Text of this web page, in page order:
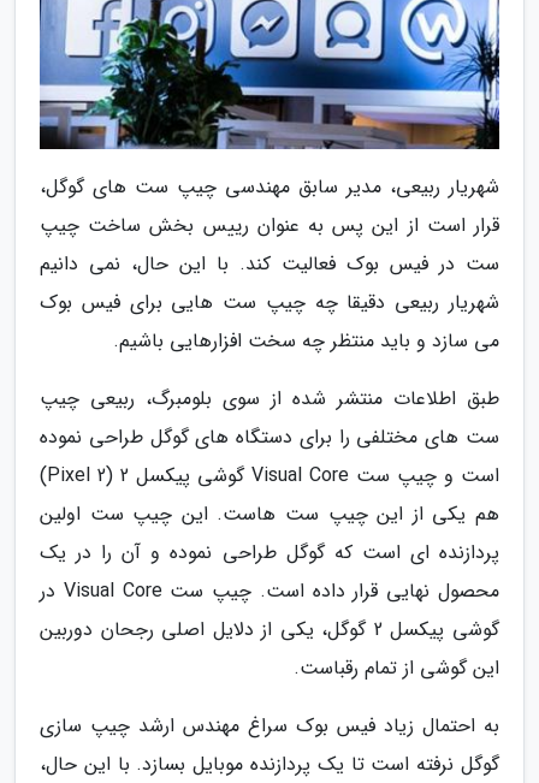
شهریار ربیعی، مدیر سابق مهندسی چیپ ست های گوگل،
قرار است از این پس به عنوان رییس بخش ساخت چیپ
ست در فیس بوک فعالیت کند. با این حال، نمی دانیم
شهریار ربیعی دقیقا چه چیپ ست هایی برای فیس بوک
می سازد و باید منتظر چه سخت افزارهایی باشیم.
طبق اطلاعات منتشر شده از سوی بلومبرگ، ربیعی چیپ
ست های مختلفی را برای دستگاه های گوگل طراحی نموده
است و چیپ ست Visual Core گوشی پیکسل 2 (Pixel 2)
هم یکی از این چیپ ست هاست. این چیپ ست اولین
پردازنده ای است که گوگل طراحی نموده و آن را در یک
محصول نهایی قرار داده است. چیپ ست Visual Core در
گوشی پیکسل 2 گوگل، یکی از دلایل اصلی رجحان دوربین
این گوشی از تمام رقباست.
به احتمال زیاد فیس بوک سراغ مهندس ارشد چیپ سازی
گوگل نرفته است تا یک پردازنده موبایل بسازد. با این حال،